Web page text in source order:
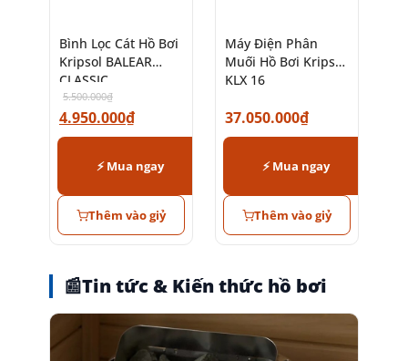
Bình Lọc Cát Hồ Bơi
Kripsol BALEAR
CLASSIC
5.500.000₫
4.950.000₫
⚡ Mua ngay
Thêm vào giỷ
Máy Điện Phân
Muối Hồ Bơi Kripsol
KLX 16
37.050.000₫
⚡ Mua ngay
Thêm vào giỷ
📰Tin tức & Kiến thức hồ bơi